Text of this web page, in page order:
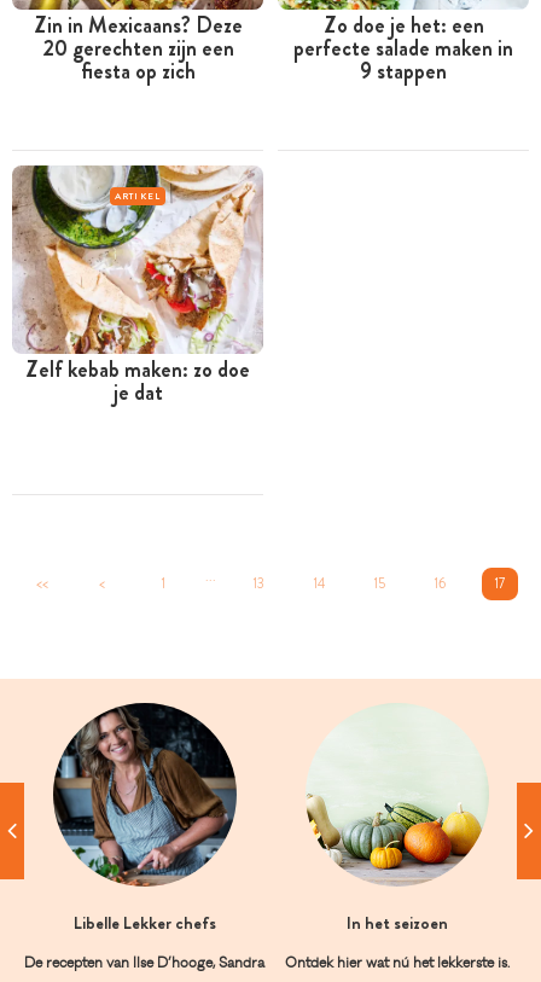
Zin in Mexicaans? Deze
20 gerechten zijn een
fiesta op zich
Zo doe je het: een
perfecte salade maken in
9 stappen
ARTIKEL
Zelf kebab maken: zo doe
je dat
<< < 1 ... 13 14 15 16 17
Libelle Lekker chefs
De recepten van Ilse D’hooge, Sandra
In het seizoen
Ontdek hier wat nú het lekkerste is.